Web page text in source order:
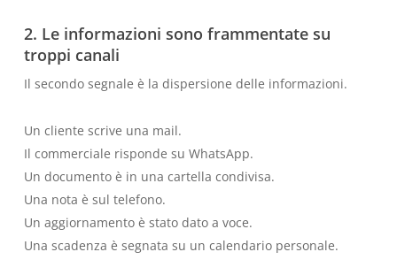
2. Le informazioni sono frammentate su
troppi canali
Il secondo segnale è la dispersione delle informazioni.
Un cliente scrive una mail.
Il commerciale risponde su WhatsApp.
Un documento è in una cartella condivisa.
Una nota è sul telefono.
Un aggiornamento è stato dato a voce.
Una scadenza è segnata su un calendario personale.